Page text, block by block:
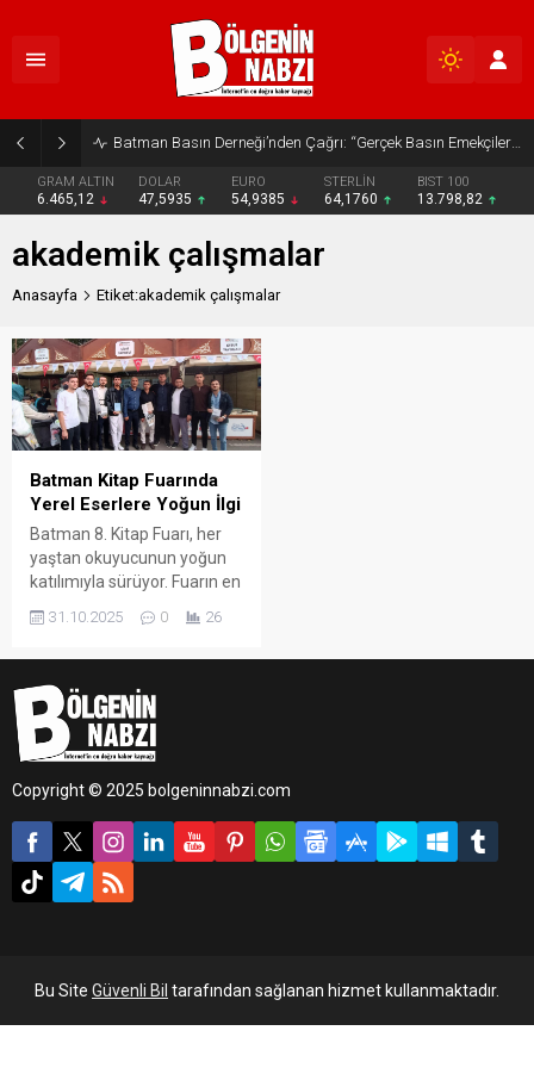
Batman Basın Derneği’nden Çağrı: “Gerçek Basın Emekçileri Desteklenmeli”
GRAM ALTIN
6.465,12
DOLAR
47,5935
EURO
54,9385
STERLİN
64,1760
BIST 100
13.798,82
akademik çalışmalar
Anasayfa Etiket:akademik çalışmalar
Batman Kitap Fuarında
Yerel Eserlere Yoğun İlgi
Batman 8. Kitap Fuarı, her
yaştan okuyucunun yoğun
katılımıyla sürüyor. Fuarın en
biri ise Çizgi Kitabevi standı
31.10.2025 0 26
Copyright © 2025 bolgeninnabzi.com
Bu Site Güvenli Bil tarafından sağlanan hizmet kullanmaktadır.